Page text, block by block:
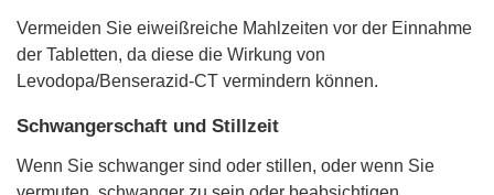
Vermeiden Sie eiweißreiche Mahlzeiten vor der Einnahme
der Tabletten, da diese die Wirkung von
Levodopa/Benserazid-CT vermindern können.
Schwangerschaft und Stillzeit
Wenn Sie schwanger sind oder stillen, oder wenn Sie